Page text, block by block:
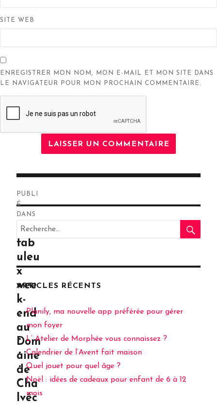
SITE WEB
ENREGISTRER MON NOM, MON E-MAIL ET MON SITE DANS
LE NAVIGATEUR POUR MON PROCHAIN COMMENTAIRE.
de
l’article
PUBLI
É
DANS
Un
fab
uleu
x
wee
k-
end
au
Dom
aine
de
Cha
lvêc
Recherche
pour
:
ARTICLES RÉCENTS
Planily, ma nouvelle app préférée pour gérer
mon foyer
L’ Atelier de Morphée vous connaissez ?
Calendrier de l’Avent fait maison
Quel jouet pour quel âge ?
Noël : idées de cadeaux pour enfant de 6 à 12
mois